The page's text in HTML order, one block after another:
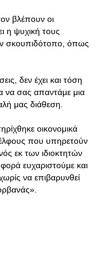
βλέπουν οι
η ψυχική τους
σκουπιδότοπο, όπως
δεν έχει και τόση
να σας απαντάμε μια
μας διάθεση.
οικονομικά
που υπηρετούν
εκ των ιδιοκτητών
ευχαριστούμε και
να επιβαρυνθεί